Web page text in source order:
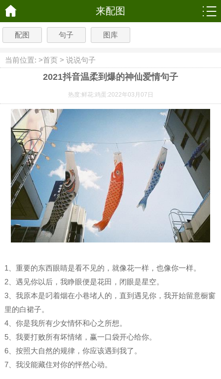
来配图
配图 句子 图库
当前位置: >首页 > 说说句子
2021抖音温柔到爆的神仙爱情句子
热度:鲜花:鸡蛋:2022年03月07日
1、重要的东西眼睛是看不见的，就像花一样，也像你一样。
2、遇见你以后，我睁眼便是花田，闭眼是星空。
3、我原本是叼着烟在小巷堵人的，直到遇见你，我开始留意橱窗
里的白裙子。
4、你是我所有少女情怀和心之所想。
5、我要打败所有坏情绪，赢一口袋开心给你。
6、按照大自然的规律，你应该遇到我了。
7、我没能藏住对你的怦然心动。